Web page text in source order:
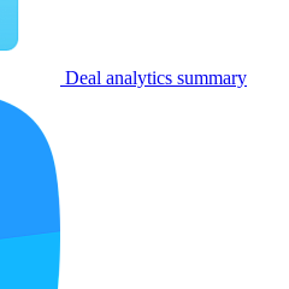
Deal analytics summary